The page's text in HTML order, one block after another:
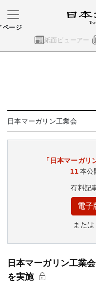
紙面ビューアー
ページ
日本マーガリン工業会
「日本マーガリ
11本公
有料記
電子
または
日本マーガリン工業
を実施